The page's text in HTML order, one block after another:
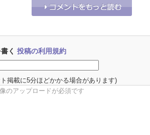
それな！
く 投稿の利用規約
掲載に5分ほどかかる場合があります)